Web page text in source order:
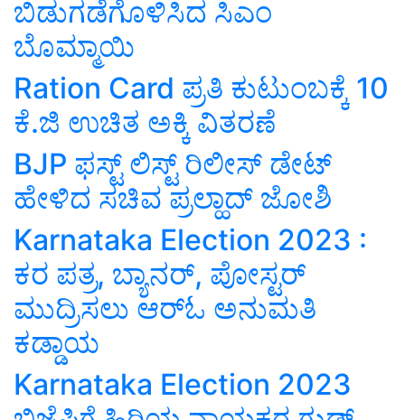
ಬಿಡುಗಡೆಗೊಳಿಸಿದ ಸಿಎಂ
ಬೊಮ್ಮಾಯಿ
Ration Card ಪ್ರತಿ ಕುಟುಂಬಕ್ಕೆ 10
ಕೆ.ಜಿ ಉಚಿತ ಅಕ್ಕಿ ವಿತರಣೆ
BJP ಫಸ್ಟ್‌ ಲಿಸ್ಟ್‌ ರಿಲೀಸ್‌ ಡೇಟ್‌
ಹೇಳಿದ ಸಚಿವ ಪ್ರಲ್ಹಾದ್‌ ಜೋಶಿ
Karnataka Election 2023 :
ಕರ ಪತ್ರ, ಬ್ಯಾನರ್, ಪೋಸ್ಟರ್
ಮುದ್ರಿಸಲು ಆರ್‌ಓ ಅನುಮತಿ
ಕಡ್ಡಾಯ
Karnataka Election 2023